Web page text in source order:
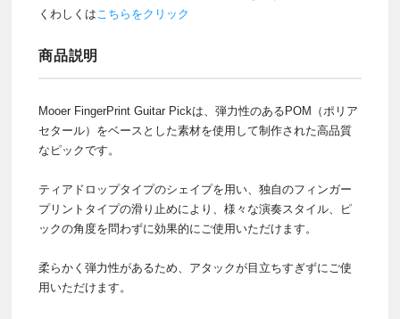
くわしくはこちらをクリック
商品説明
Mooer FingerPrint Guitar Pickは、弾力性のあるPOM（ポリア
セタール）をベースとした素材を使用して制作された高品質
なピックです。
ティアドロップタイプのシェイプを用い、独自のフィンガー
プリントタイプの滑り止めにより、様々な演奏スタイル、ピ
ックの角度を問わずに効果的にご使用いただけます。
柔らかく弾力性があるため、アタックが目立ちすぎずにご使
用いただけます。